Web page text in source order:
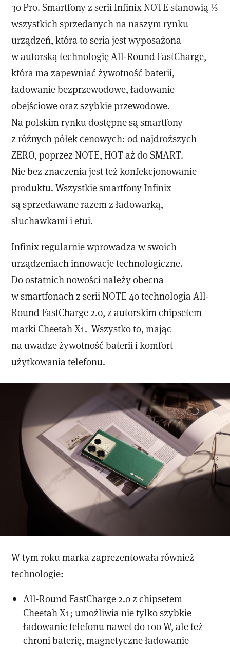
30 Pro. Smartfony z serii Infinix NOTE stanowią ⅓
wszystkich sprzedanych na naszym rynku
urządzeń, która to seria jest wyposażona
w autorską technologię All-Round FastCharge,
która ma zapewniać żywotność baterii,
ładowanie bezprzewodowe, ładowanie
obejściowe oraz szybkie przewodowe.
Na polskim rynku dostępne są smartfony
z różnych półek cenowych: od najdroższych
ZERO, poprzez NOTE, HOT aż do SMART.
Nie bez znaczenia jest też konfekcjonowanie
produktu. Wszystkie smartfony Infinix
są sprzedawane razem z ładowarką,
słuchawkami i etui.
Infinix regularnie wprowadza w swoich
urządzeniach innowacje technologiczne.
Do ostatnich nowości należy obecna
w smartfonach z serii NOTE 40 technologia All-
Round FastCharge 2.0, z autorskim chipsetem
marki Cheetah X1. Wszystko to, mając
na uwadze żywotność baterii i komfort
użytkowania telefonu.
W tym roku marka zaprezentowała również
technologie:
All-Round FastCharge 2.0 z chipsetem
Cheetah X1; umożliwia nie tylko szybkie
ładowanie telefonu nawet do 100 W, ale też
chroni baterię, magnetyczne ładowanie